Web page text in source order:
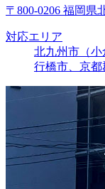
〒800-0206 福岡県
対応エリア
北九州市（小
行橋市、京都